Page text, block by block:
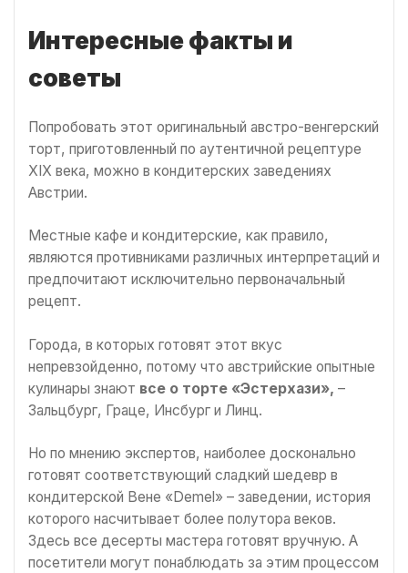
Интересные факты и
советы
Попробовать этот оригинальный австро-венгерский
торт, приготовленный по аутентичной рецептуре
XIX века, можно в кондитерских заведениях
Австрии.
Местные кафе и кондитерские, как правило,
являются противниками различных интерпретаций и
предпочитают исключительно первоначальный
рецепт.
Города, в которых готовят этот вкус
непревзойденно, потому что австрийские опытные
кулинары знают все о торте «Эстерхази», –
Зальцбург, Граце, Инсбург и Линц.
Но по мнению экспертов, наиболее досконально
готовят соответствующий сладкий шедевр в
кондитерской Вене «Demel» – заведении, история
которого насчитывает более полутора веков.
Здесь все десерты мастера готовят вручную. А
посетители могут понаблюдать за этим процессом